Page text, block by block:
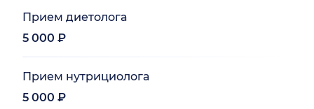
Прием диетолога
5 000 ₽
Прием нутрициолога
5 000 ₽